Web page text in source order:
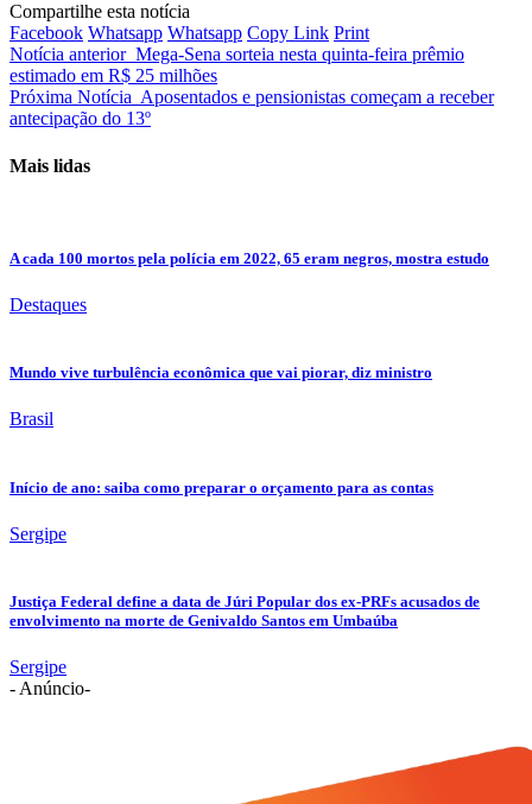
Compartilhe esta notícia
Facebook Whatsapp Whatsapp Copy Link Print
Notícia anterior Mega-Sena sorteia nesta quinta-feira prêmio
estimado em R$ 25 milhões
Próxima Notícia Aposentados e pensionistas começam a receber
antecipação do 13º
Mais lidas
A cada 100 mortos pela polícia em 2022, 65 eram negros, mostra estudo
Destaques
Mundo vive turbulência econômica que vai piorar, diz ministro
Brasil
Início de ano: saiba como preparar o orçamento para as contas
Sergipe
Justiça Federal define a data de Júri Popular dos ex-PRFs acusados de
envolvimento na morte de Genivaldo Santos em Umbaúba
Sergipe
- Anúncio-